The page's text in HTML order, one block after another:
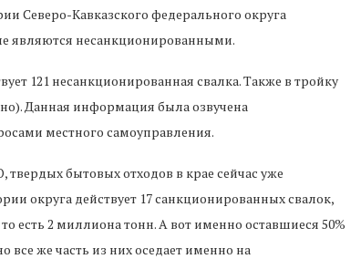
Северо-Кавказского федерального округа
являются несанкционированными.
121 несанкционированная свалка. Также в тройку
Данная информация была озвучена
местного самоуправления.
бытовых отходов в крае сейчас уже
округа действует 17 санкционированных свалок,
есть 2 миллиона тонн. А вот именно оставшиеся 50%
же часть из них оседает именно на